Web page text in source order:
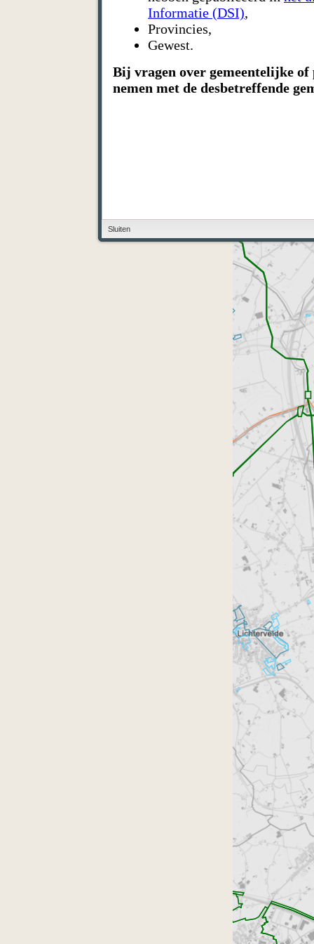
Informatie (DSI),
Provincies,
Gewest.
Bij vragen over gemeentelijke
nemen met de desbetreffende
Sluiten